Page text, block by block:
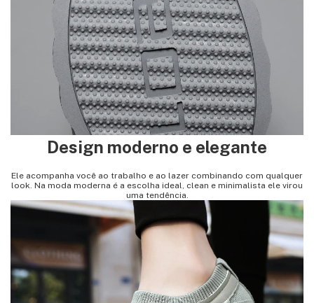
Design moderno e elegante
Ele acompanha você ao trabalho e ao lazer combinando com qualquer
look. Na moda moderna é a escolha ideal, clean e minimalista ele virou
uma tendência.